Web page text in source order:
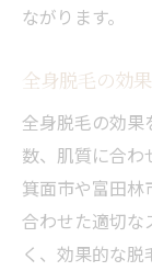
ながります。
全身脱毛の効
全身脱毛の効
数、肌質に合わ
箕面市や富田林
合わせた適切な
く、効果的な脱